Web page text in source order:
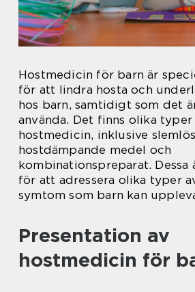
Hostmedicin för barn är
för att lindra hosta och
hos barn, samtidigt som det
använda. Det finns olika typer
hostmedicin, inklusive
hostdämpande medel och
kombinationspreparat. Dessa
för att adressera olika typer
symtom som barn kan
Presentation av
hostmedicin för